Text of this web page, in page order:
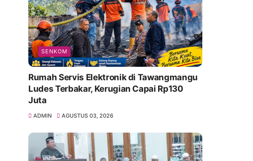
SENKOM
Rumah Servis Elektronik di Tawangmangu
Ludes Terbakar, Kerugian Capai Rp130
Juta
ADMIN AGUSTUS 03, 2026